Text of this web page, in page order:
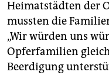
Heimatstädten der
mussten die
„Wir würden uns
Opferfamilien
Beerdigung